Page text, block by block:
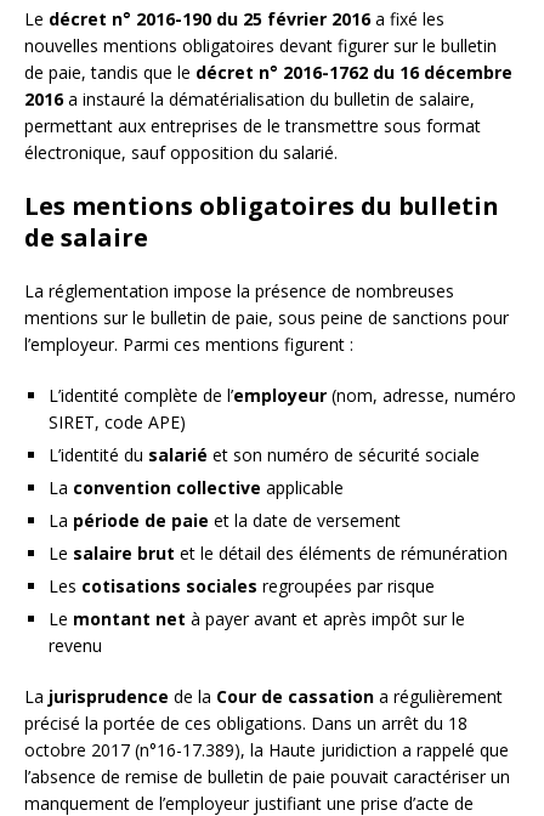
Le décret n° 2016-190 du 25 février 2016a fixé les
nouvelles mentions obligatoires devant figurer sur le bulletin
de paie, tandis que le décret n° 2016-1762 du 16 décembre
2016a instauré la dématérialisation du bulletin de salaire,
permettant aux entreprises de le transmettre sous format
électronique, sauf opposition du salarié.
Les mentions obligatoires du bulletin
de salaire
La réglementation impose la présence de nombreuses
mentions sur le bulletin de paie, sous peine de sanctions pour
l’employeur. Parmi ces mentions figurent :
L’identité complète de l’employeur (nom, adresse, numéro
SIRET, code APE)
L’identité du salarié et son numéro de sécurité sociale
La convention collective applicable
La période de paie et la date de versement
Le salaire brut et le détail des éléments de rémunération
Les cotisations sociales regroupées par risque
Le montant net à payer avant et après impôt sur le
revenu
La jurisprudence de la Cour de cassation a régulièrement
précisé la portée de ces obligations. Dans un arrêt du 18
octobre 2017 (n°16-17.389), la Haute juridiction a rappelé que
l’absence de remise de bulletin de paie pouvait caractériser un
manquement de l’employeur justifiant une prise d’acte de